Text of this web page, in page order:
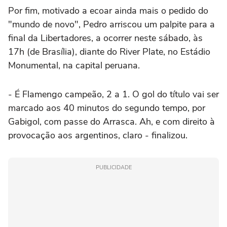
Por fim, motivado a ecoar ainda mais o pedido do
"mundo de novo", Pedro arriscou um palpite para a
final da Libertadores, a ocorrer neste sábado, às
17h (de Brasília), diante do River Plate, no Estádio
Monumental, na capital peruana.
- É Flamengo campeão, 2 a 1. O gol do título vai ser
marcado aos 40 minutos do segundo tempo, por
Gabigol, com passe do Arrasca. Ah, e com direito à
provocação aos argentinos, claro - finalizou.
PUBLICIDADE